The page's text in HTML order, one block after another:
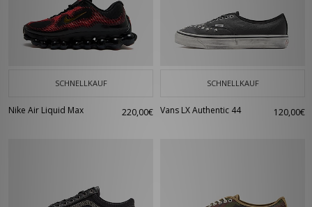
SCHNELLKAUF
Nike Air Liquid Max 220,00€
SCHNELLKAUF
Vans LX Authentic 44 120,00€